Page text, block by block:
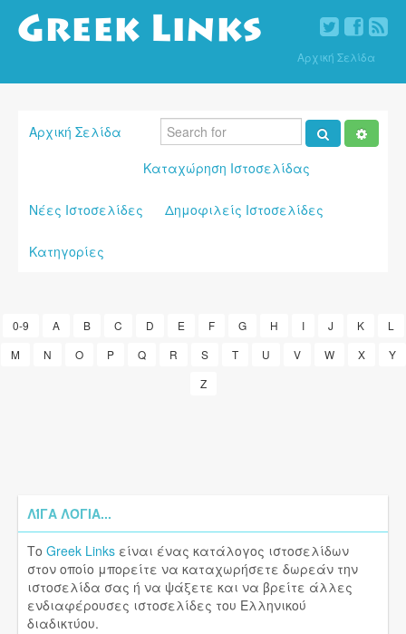
Αρχική Σελίδα
Αρχική Σελίδα
Καταχώρηση Ιστοσελίδας
Νέες Ιστοσελίδες Δημοφιλείς Ιστοσελίδες
Κατηγορίες
0-9 A B C D E F G H I J K
L
M
N O P Q R S T U V W X
Y
Z
ΛΊΓΑ ΛΌΓΙΑ...
Το Greek Links είναι ένας κατάλογος ιστοσελίδων
στον οποίο μπορείτε να καταχωρήσετε δωρεάν την
ιστοσελίδα σας ή να ψάξετε και να βρείτε άλλες
ενδιαφέρουσες ιστοσελίδες του Ελληνικού
διαδικτύου.